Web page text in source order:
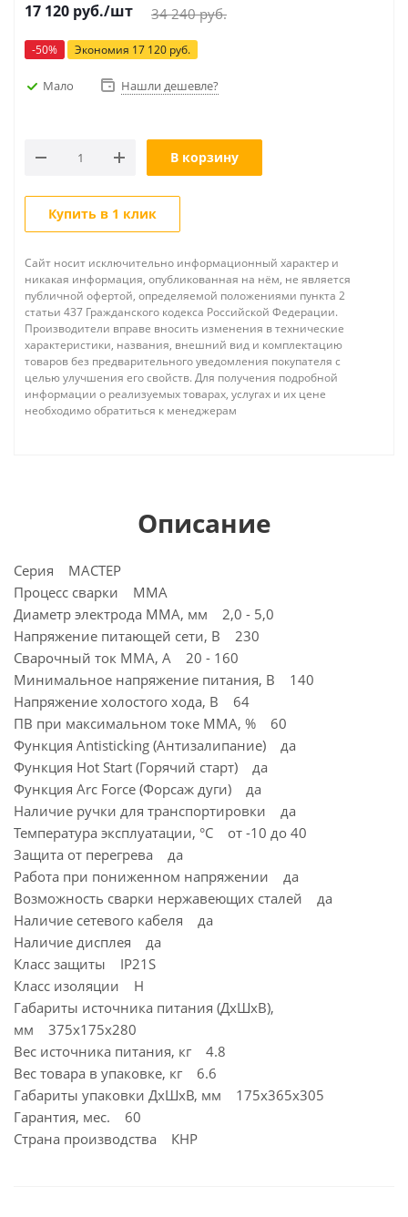
17 120 руб./шт 34 240руб.
-50% Экономия 17 120 руб.
Мало Нашли дешевле?
В корзину
Купить в 1 клик
Сайт носит исключительно информационный характер и
никакая информация, опубликованная на нём, не является
публичной офертой, определяемой положениями пункта 2
статьи 437 Гражданского кодекса Российской Федерации.
Производители вправе вносить изменения в технические
характеристики, названия, внешний вид и комплектацию
товаров без предварительного уведомления покупателя с
целью улучшения его свойств. Для получения подробной
информации о реализуемых товарах, услугах и их цене
необходимо обратиться к менеджерам
Описание
Серия МАСТЕР
Процесс сварки MMA
Диаметр электрода MMA, мм 2,0 - 5,0
Напряжение питающей сети, В 230
Сварочный ток MMA, А 20 - 160
Минимальное напряжение питания, В 140
Напряжение холостого хода, В 64
ПВ при максимальном токе ММА, % 60
Функция Antisticking (Антизалипание) да
Функция Hot Start (Горячий старт) да
Функция Arc Force (Форсаж дуги) да
Наличие ручки для транспортировки да
Температура эксплуатации, °C от -10 до 40
Защита от перегрева да
Работа при пониженном напряжении да
Возможность сварки нержавеющих сталей да
Наличие сетевого кабеля да
Наличие дисплея да
Класс защиты IP21S
Класс изоляции H
Габариты источника питания (ДхШхВ),
мм 375х175х280
Вес источника питания, кг 4.8
Вес товара в упаковке, кг 6.6
Габариты упаковки ДхШхВ, мм 175x365x305
Гарантия, мес. 60
Страна производства КНР